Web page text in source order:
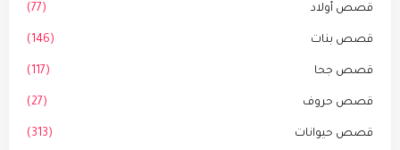
قصص أولاد (77)
قصص بنات (146)
قصص جحا (117)
قصص حروف (27)
قصص حيوانات (313)